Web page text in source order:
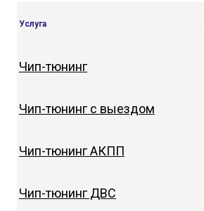
Услуга
Чип-тюнинг
Чип-тюнинг с выездом
Чип-тюнинг АКПП
Чип-тюнинг ДВС